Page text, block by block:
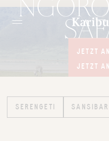
JETZT
JETZT
JETZT
JETZT
IM
SERENGETI
SERENGETI SANSIBAR
SANSIBAR